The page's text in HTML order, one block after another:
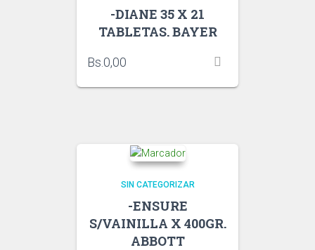
-DIANE 35 X 21
TABLETAS. BAYER
Bs.0,00
SIN CATEGORIZAR
-ENSURE
S/VAINILLA X 400GR.
ABBOTT